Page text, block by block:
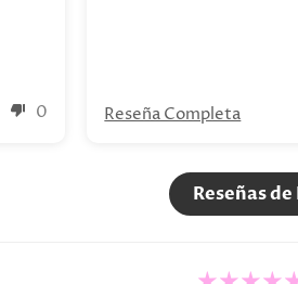
0 Reseña Completa
Reseñas